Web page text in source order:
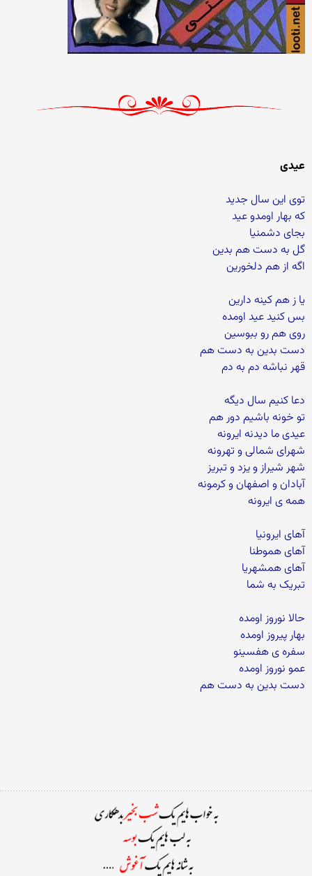
عیدی
توی این سال جدید
که بهار اومدو عید
بجای دشمنیا
گل به دست هم بدین
اگه از هم دلخورین
یا ز هم کینه دارین
بس کنید عید اومده
روی هم رو ببوسین
دست بدین به دست هم
قهر نباشه دم به دم
دعا کنیم سال دیگه
تو خونه باشیم دور هم
عیدی ما دیدنه ایرونه
شهرای شمالی و تهرونه
شهر شیراز و یزد و تبریز
آبادان و اصفهان و کرمونه
همه ی ایرونه
آهای ایرونیا
آهای هموطنا
آهای همشهریا
تبریک به شما
حالا نوروز اومده
بهار پیروز اومده
سفره ی هفسینو
عمو نوروز اومده
دست بدین به دست هم